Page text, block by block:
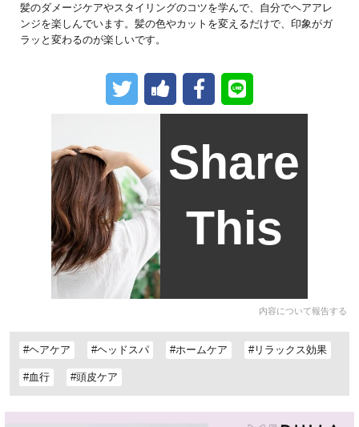
髪のダメージケアやスタイリングのコツを学んで、自分でヘアアレ
ンジを楽しんでいます。髪の色やカットを変えるだけで、印象がガ
ラッと変わるのが楽しいです。
Share
This
内容について報告する
#ヘアケア #ヘッドスパ #ホームケア #リラックス効果
#血行 #頭皮ケア